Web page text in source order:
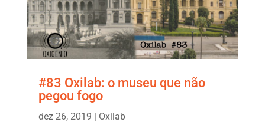
#83 Oxilab: o museu que não
pegou fogo
dez 26, 2019 | Oxilab